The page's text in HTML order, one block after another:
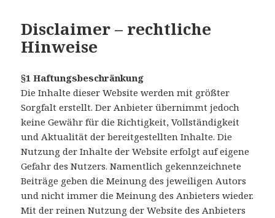
Disclaimer – rechtliche
Hinweise
§1 Haftungsbeschränkung
Die Inhalte dieser Website werden mit größter
Sorgfalt erstellt. Der Anbieter übernimmt jedoch
keine Gewähr für die Richtigkeit, Vollständigkeit
und Aktualität der bereitgestellten Inhalte. Die
Nutzung der Inhalte der Website erfolgt auf eigene
Gefahr des Nutzers. Namentlich gekennzeichnete
Beiträge geben die Meinung des jeweiligen Autors
und nicht immer die Meinung des Anbieters wieder.
Mit der reinen Nutzung der Website des Anbieters